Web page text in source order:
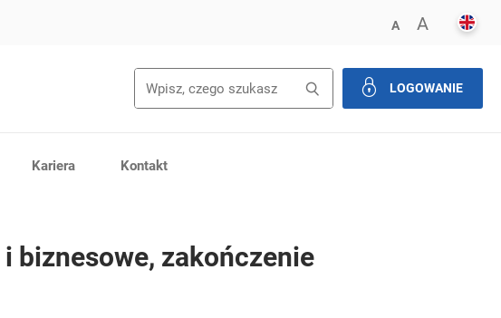
AZMNIEJSZ FONT
A
WyszukajLOGOWANIE
Kariera Kontakt
biznesowe, zakończenie